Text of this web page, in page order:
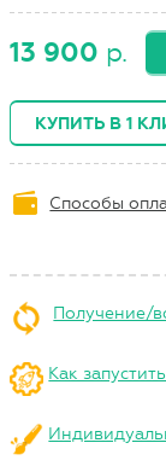
13 900 р.
КУПИТЬ В 1
Способы
Получение/
Как